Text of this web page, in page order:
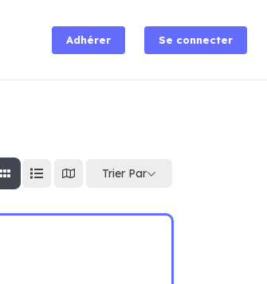
Adhérer Se connecter
Trier Par